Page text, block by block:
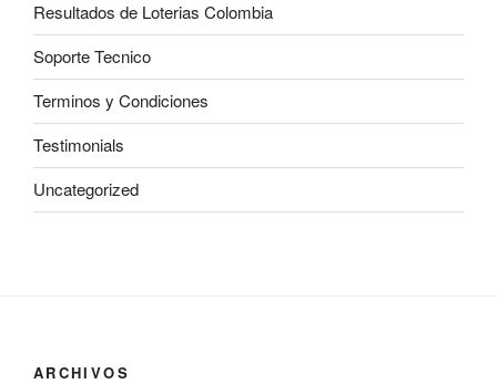
Resultados de Loterias Colombia
Soporte Tecnico
Terminos y Condiciones
Testimonials
Uncategorized
ARCHIVOS